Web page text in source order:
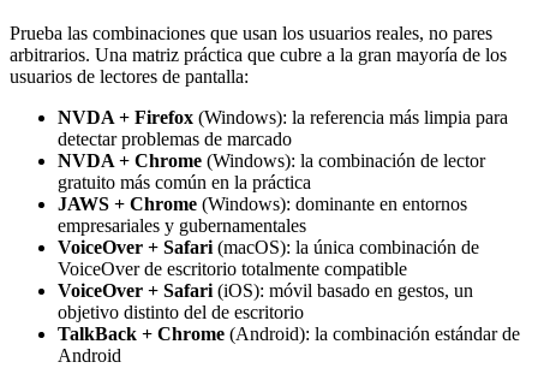
Prueba las combinaciones que usan los usuarios reales, no pares
arbitrarios. Una matriz práctica que cubre a la gran mayoría de los
usuarios de lectores de pantalla:
NVDA + Firefox (Windows): la referencia más limpia para
detectar problemas de marcado
NVDA + Chrome (Windows): la combinación de lector
gratuito más común en la práctica
JAWS + Chrome (Windows): dominante en entornos
empresariales y gubernamentales
VoiceOver + Safari (macOS): la única combinación de
VoiceOver de escritorio totalmente compatible
VoiceOver + Safari (iOS): móvil basado en gestos, un
objetivo distinto del de escritorio
TalkBack + Chrome (Android): la combinación estándar de
Android